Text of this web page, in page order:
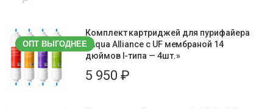
ОПТ ВЫГОДНЕЕ
Комплект картриджей для пурифайера
«Aqua Alliance с UF мембраной 14
дюймов I-типа — 4шт.»
5 950 ₽